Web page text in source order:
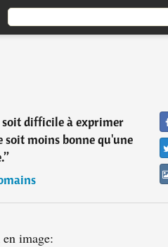
soit difficile à exprimer
moins bonne qu'une
”
image: